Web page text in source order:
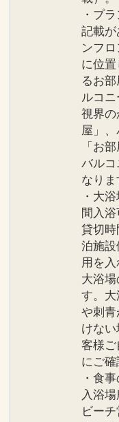
・プ
記載が
ンフ
に位
るお
ルコ
視界
屋」
「お
バルコ
なりま
・大
間入
貸切
泊施
用を
大浴
す。
や刺
けな
客様
にご確
・食
入浴
ビー